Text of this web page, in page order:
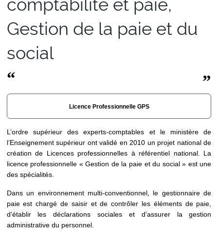
comptabilité et paie,
Gestion de la paie et du
social
Licence Professionnelle GPS
L’ordre supérieur des experts-comptables et le ministère de
l’Enseignement supérieur ont validé en 2010 un projet national de
création de Licences professionnelles à référentiel national. La
licence professionnelle « Gestion de la paie et du social » est une
des spécialités.
Dans un environnement multi-conventionnel, le gestionnaire de
paie est chargé de saisir et de contrôler les éléments de paie,
d’établir les déclarations sociales et d’assurer la gestion
administrative du personnel.